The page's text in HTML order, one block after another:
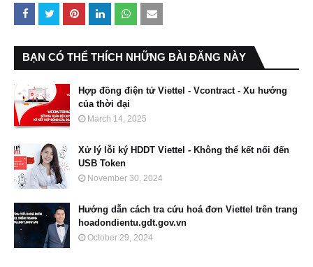
BẠN CÓ THỂ THÍCH NHỮNG BÀI ĐĂNG NÀY
Hợp đồng điện tử Viettel - Vcontract - Xu hướng
của thời đại
March 14, 2025
Xử lý lỗi ký HDDT Viettel - Không thể kết nối đến
USB Token
November 30, 2024
Hướng dẫn cách tra cứu hoá đơn Viettel trên trang
hoadondientu.gdt.gov.vn
October 29, 2024